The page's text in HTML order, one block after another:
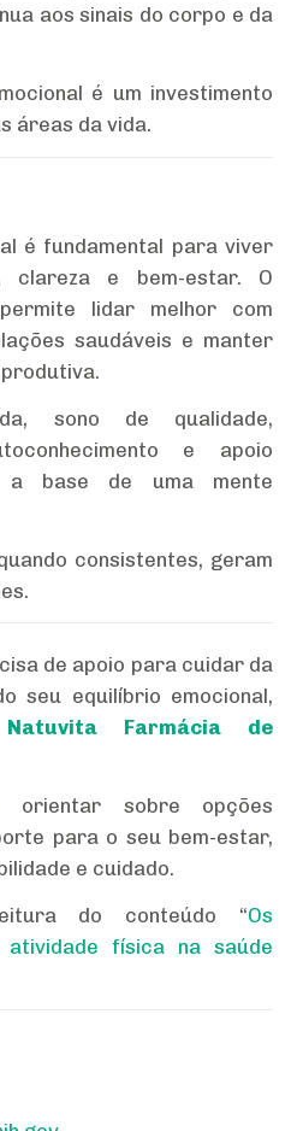
aos sinais do corpo e da
é um investimento
áreas da vida.
é fundamental para viver
clareza e bem-estar. O
lidar melhor com
saudáveis e manter
sono de qualidade,
e apoio
a base de uma mente
consistentes, geram
de apoio para cuidar da
seu equilíbrio emocional,
Natuvita Farmácia de
orientar sobre opções
para o seu bem-estar,
e cuidado.
do conteúdo “Os
física na saúde